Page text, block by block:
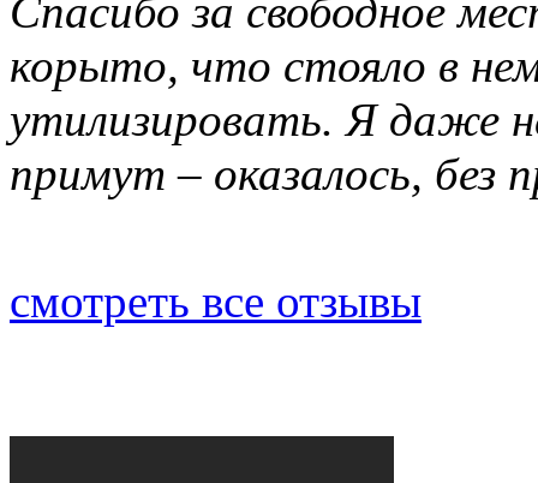
Спасибо за свободное
корыто, что стояло в
утилизировать. Я даже
примут – оказалось, без
смотреть все отзывы